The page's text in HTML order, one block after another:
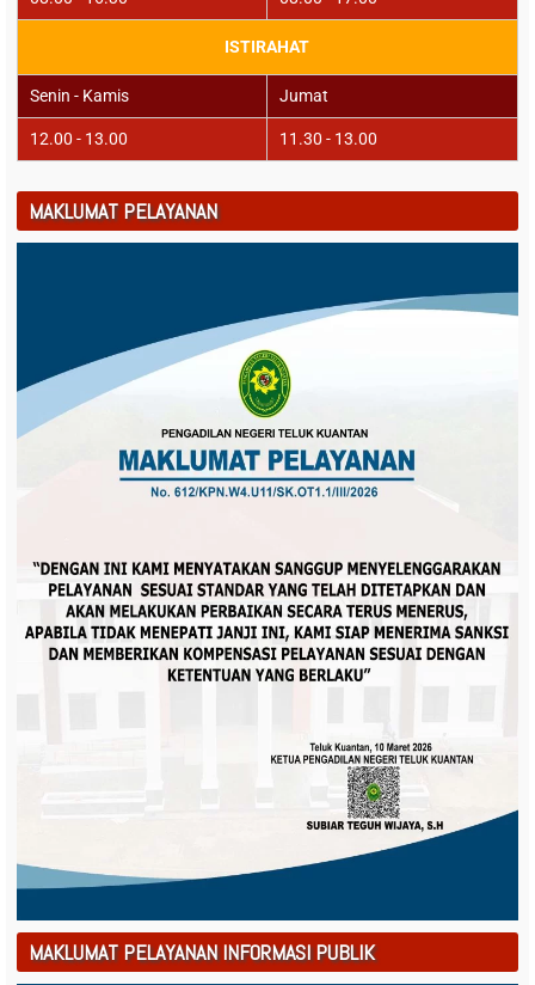
ISTIRAHAT
Senin - Kamis Jumat
12.00 - 13.00 11.30 - 13.00
MAKLUMAT PELAYANAN
MAKLUMAT PELAYANAN INFORMASI PUBLIK